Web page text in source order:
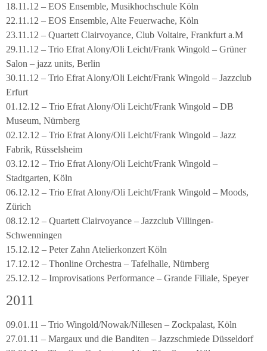
18.11.12 – EOS Ensemble, Musikhochschule Köln
22.11.12 – EOS Ensemble, Alte Feuerwache, Köln
23.11.12 – Quartett Clairvoyance, Club Voltaire, Frankfurt a.M
29.11.12 – Trio Efrat Alony/Oli Leicht/Frank Wingold – Grüner
Salon – jazz units, Berlin
30.11.12 – Trio Efrat Alony/Oli Leicht/Frank Wingold – Jazzclub
Erfurt
01.12.12 – Trio Efrat Alony/Oli Leicht/Frank Wingold – DB
Museum, Nürnberg
02.12.12 – Trio Efrat Alony/Oli Leicht/Frank Wingold – Jazz
Fabrik, Rüsselsheim
03.12.12 – Trio Efrat Alony/Oli Leicht/Frank Wingold –
Stadtgarten, Köln
06.12.12 – Trio Efrat Alony/Oli Leicht/Frank Wingold – Moods,
Zürich
08.12.12 – Quartett Clairvoyance – Jazzclub Villingen-
Schwenningen
15.12.12 – Peter Zahn Atelierkonzert Köln
17.12.12 – Thonline Orchestra – Tafelhalle, Nürnberg
25.12.12 – Improvisations Performance – Grande Filiale, Speyer
2011
09.01.11 – Trio Wingold/Nowak/Nillesen – Zockpalast, Köln
27.01.11 – Margaux und die Banditen – Jazzschmiede Düsseldorf